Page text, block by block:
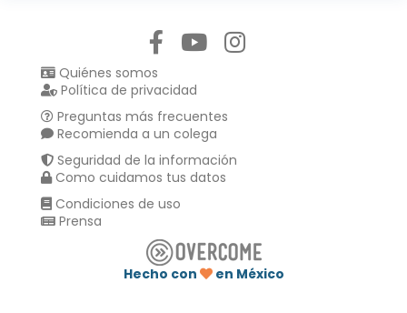
Quiénes somos
Política de privacidad
Preguntas más frecuentes
Recomienda a un colega
Seguridad de la información
Como cuidamos tus datos
Condiciones de uso
Prensa
Hecho con
en México